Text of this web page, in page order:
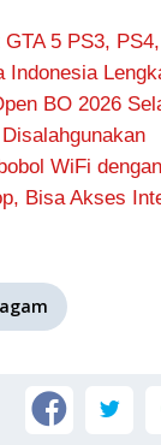
5 PS3,
Indonesia
BO 2026
WiFi
Bisa Akses